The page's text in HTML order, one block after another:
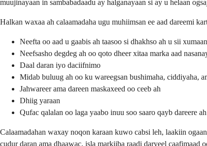
muujinayaan in sambabadaadu ay halganayaan si ay u helaan
Halkan waxaa ah calaamadaha ugu muhiimsan ee aad dareemi
Neefta oo aad u gaabis ah taasoo si dhakhso ah u sii
Neefsasho degdeg ah oo qoto dheer xitaa marka aad
Daal daran iyo daciifnimo
Midab buluug ah oo ku wareegsan bushimaha, ciddiyaha,
Jahwareer ama dareen maskaxeed oo ceeb ah
Dhiig yaraan
Qufac qalalan oo laga yaabo inuu soo saaro qayb dareere
Calaamadahan waxay noqon karaan kuwo cabsi leh, laakiin
cudur daran ama dhaawac, isla markiiba raadi daryeel caafimaad